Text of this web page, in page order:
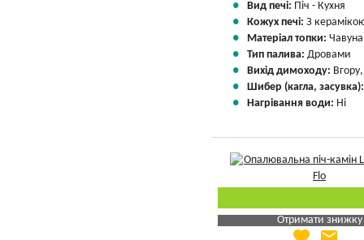
Вид печі: Піч - Кухня
Кожух печі: З
Матеріал топки: Чавуна
Тип палива: Дровами
Вихід димоходу:
Шибер (кагла,
Нагрівання води: Ні
Отримати знижку
Яка Ваша ціна